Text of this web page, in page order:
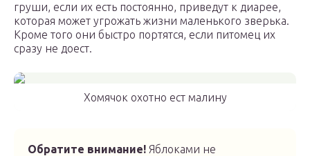
груши, если их есть постоянно, приведут к диарее,
которая может угрожать жизни маленького зверька.
Кроме того они быстро портятся, если питомец их
сразу не доест.
Хомячок охотно ест малину
Обратите внимание! Яблоками не